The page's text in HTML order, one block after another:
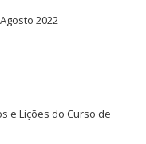
2022
e Lições do Curso de